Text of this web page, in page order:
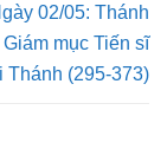
02/05: Thánh
mục Tiến sĩ
Thánh (295-373)